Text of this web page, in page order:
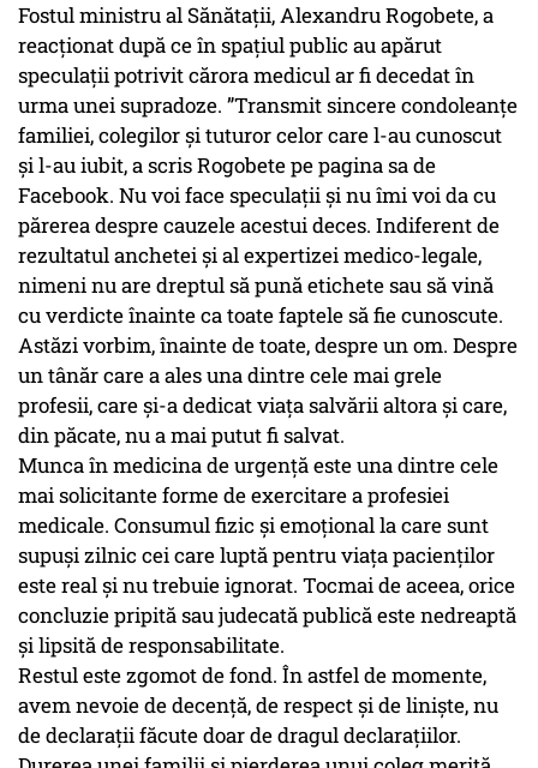
Fostul ministru al Sănătații, Alexandru Rogobete, a
reacționat după ce în spațiul public au apărut
speculații potrivit cărora medicul ar fi decedat în
urma unei supradoze. ”Transmit sincere condoleanțe
familiei, colegilor și tuturor celor care l-au cunoscut
și l-au iubit, a scris Rogobete pe pagina sa de
Facebook. Nu voi face speculații și nu îmi voi da cu
părerea despre cauzele acestui deces. Indiferent de
rezultatul anchetei și al expertizei medico-legale,
nimeni nu are dreptul să pună etichete sau să vină
cu verdicte înainte ca toate faptele să fie cunoscute.
Astăzi vorbim, înainte de toate, despre un om. Despre
un tânăr care a ales una dintre cele mai grele
profesii, care și-a dedicat viața salvării altora și care,
din păcate, nu a mai putut fi salvat.
Munca în medicina de urgență este una dintre cele
mai solicitante forme de exercitare a profesiei
medicale. Consumul fizic și emoțional la care sunt
supuși zilnic cei care luptă pentru viața pacienților
este real și nu trebuie ignorat. Tocmai de aceea, orice
concluzie pripită sau judecată publică este nedreaptă
și lipsită de responsabilitate.
Restul este zgomot de fond. În astfel de momente,
avem nevoie de decență, de respect și de liniște, nu
de declarații făcute doar de dragul declarațiilor.